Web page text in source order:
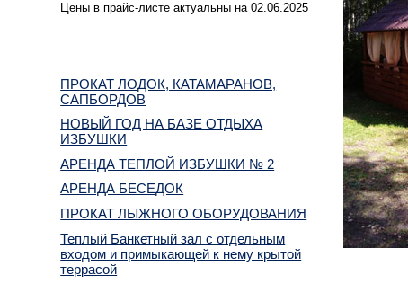
Цены в прайс-листе актуальны на 02.06.2025
ПРОКАТ ЛОДОК, КАТАМАРАНОВ,
САПБОРДОВ
НОВЫЙ ГОД НА БАЗЕ ОТДЫХА
ИЗБУШКИ
АРЕНДА ТЕПЛОЙ ИЗБУШКИ № 2
АРЕНДА БЕСЕДОК
ПРОКАТ ЛЫЖНОГО ОБОРУДОВАНИЯ
Теплый Банкетный зал с отдельным
входом и примыкающей к нему крытой
террасой